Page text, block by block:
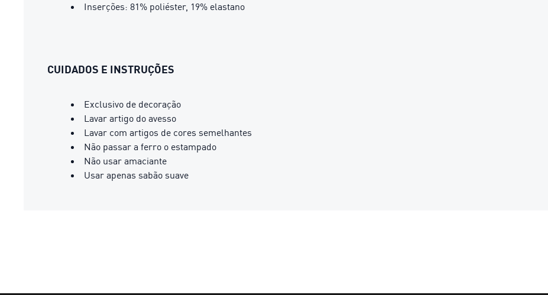
Inserções: 81% poliéster, 19% elastano
CUIDADOS E INSTRUÇÕES
Exclusivo de decoração
Lavar artigo do avesso
Lavar com artigos de cores semelhantes
Não passar a ferro o estampado
Não usar amaciante
Usar apenas sabão suave